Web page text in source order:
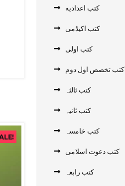
کتب اعدادیه
کتب اکیڈمی
کتب اولی
کتب تخصص اول دوم
کتب ثالثہ
کتب ثانیہ
کتب خامسہ
کتب دعوت اسلامی
کتب رابعہ